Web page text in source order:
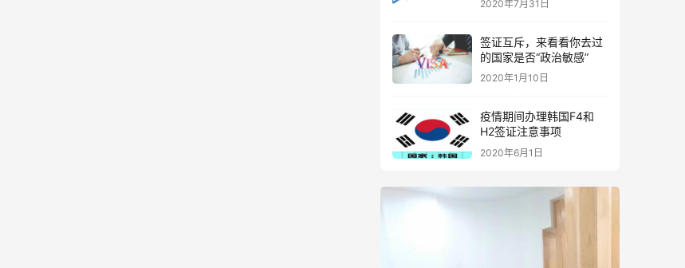
2020年7月31日
签证互斥，来看看你去过
的国家是否“政治敏感”
2020年1月10日
疫情期间办理韩国F4和
H2签证注意事项
2020年6月1日